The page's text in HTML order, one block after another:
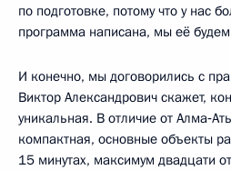
по подготовке, потому что у нас
программа написана, мы её
И конечно, мы договорились с
Виктор Александрович скажет,
уникальная. В отличие от
компактная, основные объекты
15 минутах, максимум двадцати